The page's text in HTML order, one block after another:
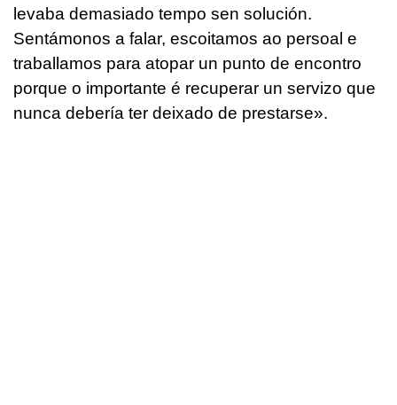
levaba demasiado tempo sen solución.
Sentámonos a falar, escoitamos ao persoal e
traballamos para atopar un punto de encontro
porque o importante é recuperar un servizo que
nunca debería ter deixado de prestarse».